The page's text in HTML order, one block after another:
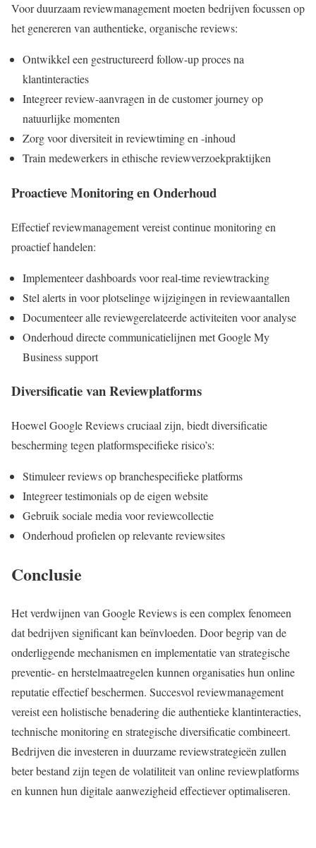
Voor duurzaam reviewmanagement moeten bedrijven focussen op
het genereren van authentieke, organische reviews:
Ontwikkel een gestructureerd follow-up proces na
klantinteracties
Integreer review-aanvragen in de customer journey op
natuurlijke momenten
Zorg voor diversiteit in reviewtiming en -inhoud
Train medewerkers in ethische reviewverzoekpraktijken
Proactieve Monitoring en Onderhoud
Effectief reviewmanagement vereist continue monitoring en
proactief handelen:
Implementeer dashboards voor real-time reviewtracking
Stel alerts in voor plotselinge wijzigingen in reviewaantallen
Documenteer alle reviewgerelateerde activiteiten voor analyse
Onderhoud directe communicatielijnen met Google My
Business support
Diversificatie van Reviewplatforms
Hoewel Google Reviews cruciaal zijn, biedt diversificatie
bescherming tegen platformspecifieke risico’s:
Stimuleer reviews op branchespecifieke platforms
Integreer testimonials op de eigen website
Gebruik sociale media voor reviewcollectie
Onderhoud profielen op relevante reviewsites
Conclusie
Het verdwijnen van Google Reviews is een complex fenomeen
dat bedrijven significant kan beïnvloeden. Door begrip van de
onderliggende mechanismen en implementatie van strategische
preventie- en herstelmaatregelen kunnen organisaties hun online
reputatie effectief beschermen. Succesvol reviewmanagement
vereist een holistische benadering die authentieke klantinteracties,
technische monitoring en strategische diversificatie combineert.
Bedrijven die investeren in duurzame reviewstrategieën zullen
beter bestand zijn tegen de volatiliteit van online reviewplatforms
en kunnen hun digitale aanwezigheid effectiever optimaliseren.